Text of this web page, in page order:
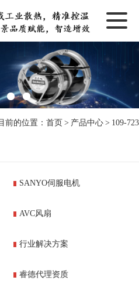
首页 产品中心 109-723
SANYO伺服电机
AVC风扇
行业解决方案
睿德代理资质